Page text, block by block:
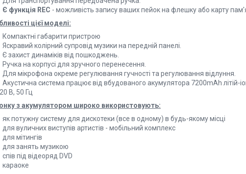
Є функція REC - можливість запису ваших пейок на флешку або карту
цієї моделі:
Компактні габарити пристрою
Яскравий колірний супровід музики на передній панелі.
Є захист динаміків від пошкоджень.
Ручка на корпусі для зручного перенесення.
Для мікрофона окреме регулювання гучності та регулювання відлуння.
Акустична система працює від вбудованого акумулятора 7200mAh літій-
В, 50 Гц
з акумулятором широко використовують:
як потужну систему для дискотеки (все в одному) в будь-якому місці
для вуличних виступів артистів - мобільний комплекс
для мітингів
для занять музикою
спів під відеоряд DVD
караоке